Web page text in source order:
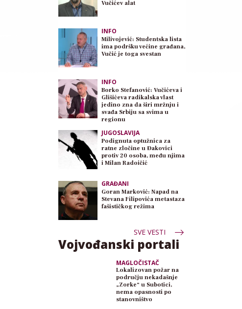
Vučićev alat
INFO
Milivojević: Studentska lista
ima podršku većine građana,
Vučić je toga svestan
INFO
Borko Stefanović: Vučićeva i
Glišićeva radikalska vlast
jedino zna da širi mržnju i
svađa Srbiju sa svima u
regionu
JUGOSLAVIJA
Podignuta optužnica za
ratne zločine u Đakovici
protiv 20 osoba, među njima
i Milan Radoičić
GRAĐANI
Goran Marković: Napad na
Stevana Filipovića metastaza
fašističkog režima
SVE VESTI
Vojvođanski portali
MAGLOČISTAČ
Lokalizovan požar na
području nekadašnje
„Zorke“ u Subotici,
nema opasnosti po
stanovništvo